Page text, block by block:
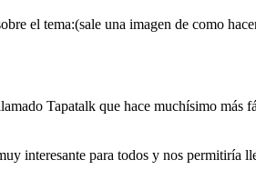
el tema:(sale una imagen de como
Tapatalk que hace muchísimo
interesante para todos y nos permitiría